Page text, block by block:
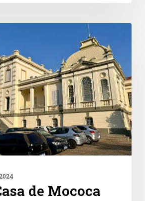
de Mococa